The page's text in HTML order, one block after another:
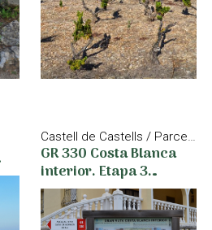
Castell de Castells / Parcent
GR 330 Costa Blanca
interior. Etapa 3.
Parcent - Castell de
Castells